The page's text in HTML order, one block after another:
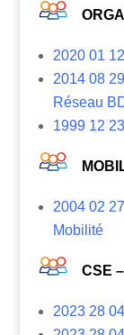
2020 01
2014 08
Réseau
1999 12
2004 02
Mobilité
CSE
2023 28